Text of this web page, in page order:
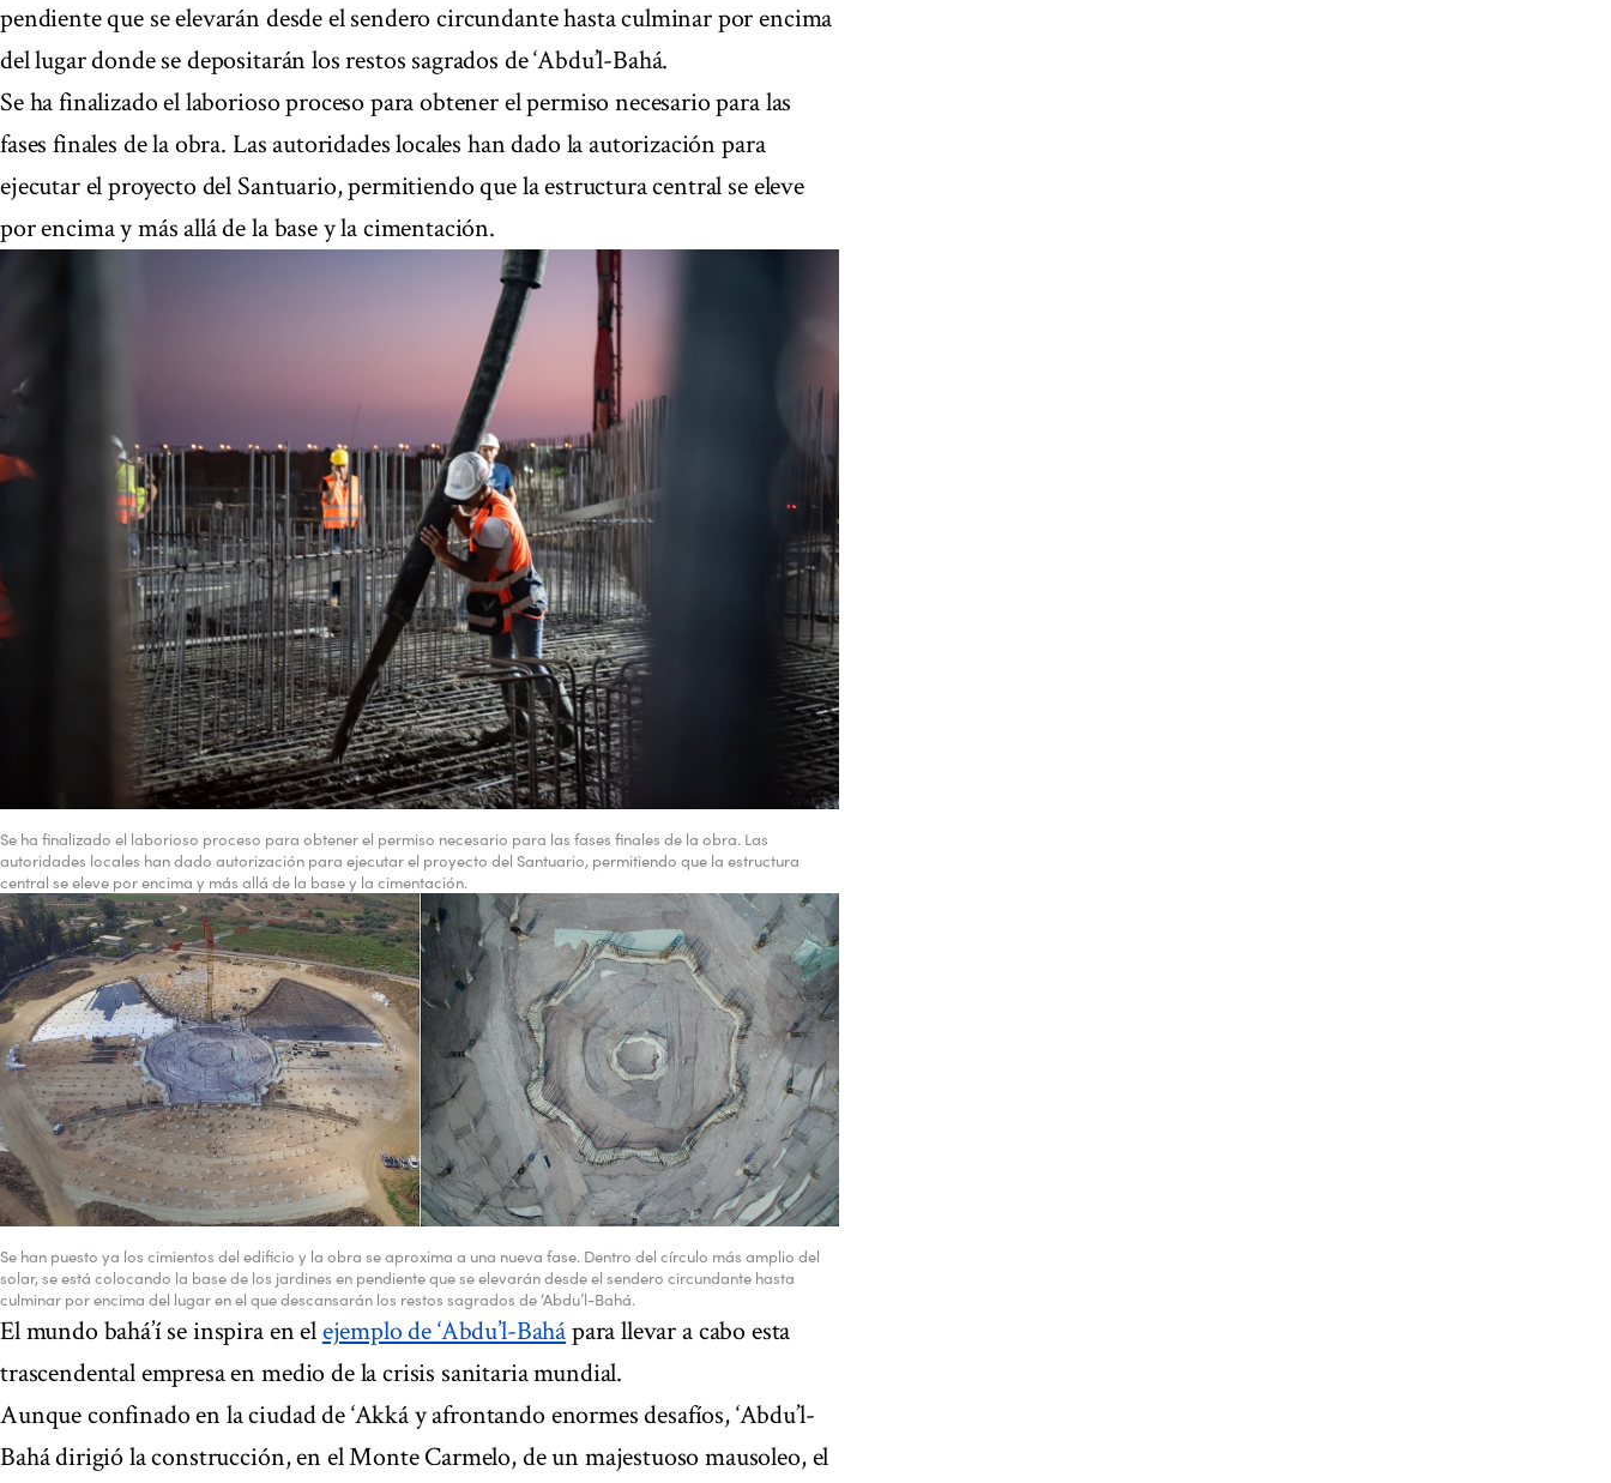
pendiente que se elevarán desde el sendero circundante hasta culminar por encima
del lugar donde se depositarán los restos sagrados de ‘Abdu’l-Bahá.
Se ha finalizado el laborioso proceso para obtener el permiso necesario para las
fases finales de la obra. Las autoridades locales han dado la autorización para
ejecutar el proyecto del Santuario, permitiendo que la estructura central se eleve
por encima y más allá de la base y la cimentación.
Se ha finalizado el laborioso proceso para obtener el permiso necesario para las fases finales de la obra. Las
autoridades locales han dado autorización para ejecutar el proyecto del Santuario, permitiendo que la estructura
central se eleve por encima y más allá de la base y la cimentación.
Se han puesto ya los cimientos del edificio y la obra se aproxima a una nueva fase. Dentro del círculo más amplio del
solar, se está colocando la base de los jardines en pendiente que se elevarán desde el sendero circundante hasta
culminar por encima del lugar en el que descansarán los restos sagrados de ‘Abdu’l-Bahá.
El mundo bahá’í se inspira en elejemplo de ‘Abdu’l-Bahápara llevar a cabo esta
trascendental empresa en medio de la crisis sanitaria mundial.
Aunque confinado en la ciudad de ‘Akká y afrontando enormes desafíos, ‘Abdu’l-
Bahá dirigió la construcción, en el Monte Carmelo, de un majestuoso mausoleo, el